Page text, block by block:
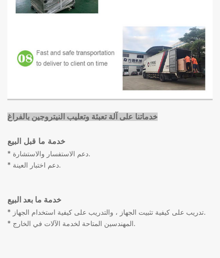
خدماتنا على آلة تعبئة وتعليب النيتروجين بالفراغ
خدمة ما قبل البيع
* دعم الاستفسار والاستشارة.
* دعم اختبار العينة.
خدمة ما بعد البيع
* تدريب على كيفية تثبيت الجهاز ، والتدريب على كيفية استخدام الجهاز.
* المهندسين المتاحة لخدمة الآلات في الخارج.